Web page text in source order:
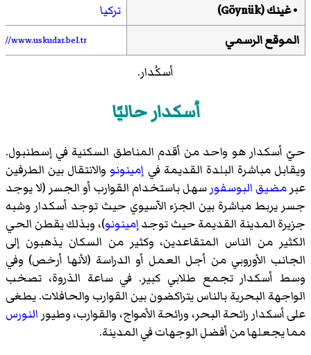
•غينك(Göynük)
تركيا
الموقع الرسمي
www.uskudar.bel.tr
أسكُدار.
أسكدار حاليًا
حيّ أسكدار هو واحد من أقدم المناطق السكنية في إسطنبول.
ويقابل مباشرة البلدة القديمة في إمينونو والانتقال بين الطرفين
عبر مضيق البوسفور سهل باستخدام القوارب أو الجسر (لا يوجد
جسر يربط مباشرة بين الجزء الآسيوي حيث توجد أسكدار وشبه
جزيرة المدينة القديمة حيث توجدإمينونو)، وبذلك يقطن الحي
الكثير من الناس المتقاعدين، وكثير من السكان يذهبون إلى
الجانب الأوروبي من أجل العمل أو الدراسة (لأنها أرخص) وفي
وسط أسكدار تجمع طلابي كبير. في ساعة الذروة، تصخب
الواجهة البحرية بالناس يتراكضون بين القوارب والحافلات. يطغى
على أسكدار رائحة البحر، ورائحة الأمواج، والقوارب، وطيور النورس
مما يجعلها من أفضل الوجهات في المدينة.